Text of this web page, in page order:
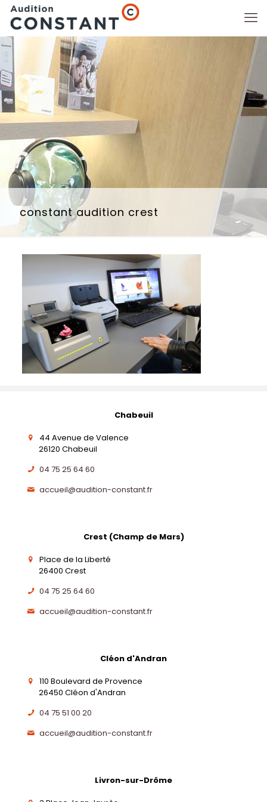
constant audition crest
Chabeuil
44 Avenue de Valence
26120 Chabeuil
04 75 25 64 60
accueil@audition-constant.fr
Crest (Champ de Mars)
Place de la Liberté
26400 Crest
04 75 25 64 60
accueil@audition-constant.fr
Cléon d'Andran
110 Boulevard de Provence
26450 Cléon d'Andran
04 75 51 00 20
accueil@audition-constant.fr
Livron-sur-Drôme